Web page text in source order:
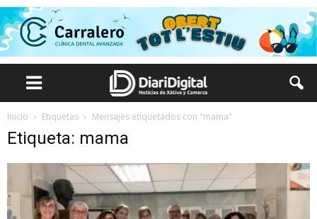
Inicio Etiquetas Mensajes etiquetados con "mama"
Etiqueta: mama